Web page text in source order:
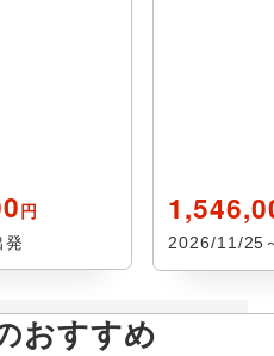
バッハ
円
2026/11/25
おすすめ